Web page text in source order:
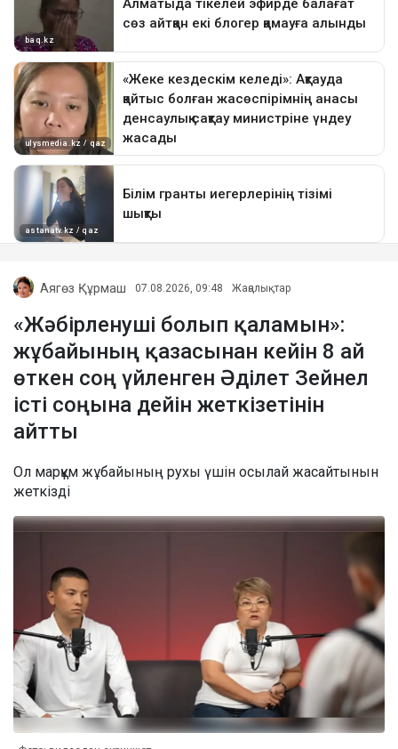
Аягөз Құрмаш 07.08.2026, 09:48 Жаңалықтар
«Жәбірленуші болып қаламын»:
жұбайының қазасынан кейін 8 ай
өткен соң үйленген Әділет Зейнел
істі соңына дейін жеткізетінін
айтты
Ол марқұм жұбайының рухы үшін осылай жасайтынын
жеткізді